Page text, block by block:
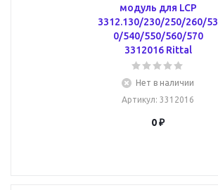
модуль для LCP
3312.130/230/250/260/53
0/540/550/560/570
3312016 Rittal
Нет в наличии
Артикул: 3312016
0 ₽